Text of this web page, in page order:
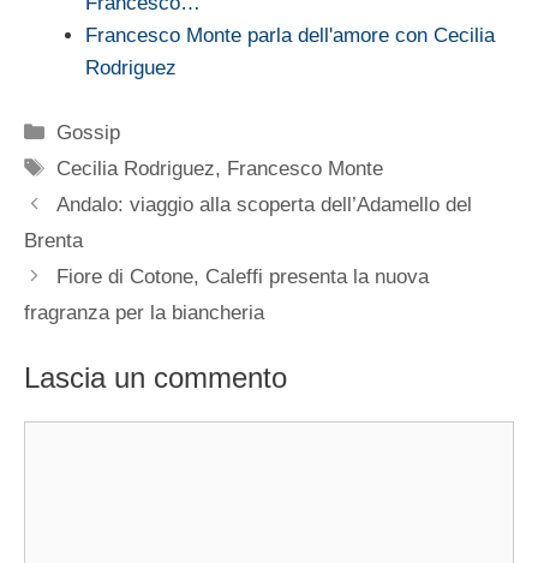
Francesco Monte parla dell'amore con Cecilia
Rodriguez
Categorie
Gossip
Tag
Cecilia Rodriguez, Francesco Monte
Andalo: viaggio alla scoperta dell’Adamello del
Brenta
Fiore di Cotone, Caleffi presenta la nuova
fragranza per la biancheria
Lascia un commento